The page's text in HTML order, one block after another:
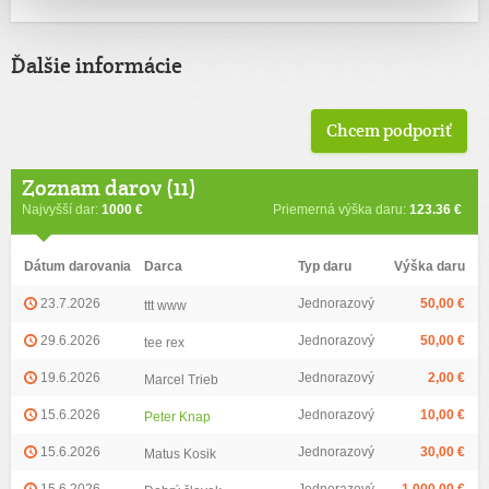
Ďalšie informácie
Chcem podporiť
Zoznam darov (11)
Najvyšší dar: 1000 € Priemerná výška daru: 123.36 €
Dátum darovania Darca Typ daru Výška daru
23.7.2026 ttt www Jednorazový 50,00 €
29.6.2026 tee rex Jednorazový 50,00 €
19.6.2026 Marcel Trieb Jednorazový 2,00 €
15.6.2026 Peter Knap Jednorazový 10,00 €
15.6.2026 Matus Kosik Jednorazový 30,00 €